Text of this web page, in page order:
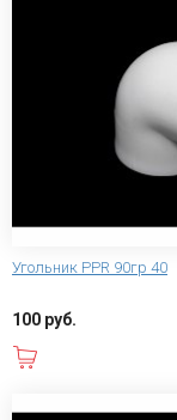
Угольник PPR 90гр 40
100 руб.